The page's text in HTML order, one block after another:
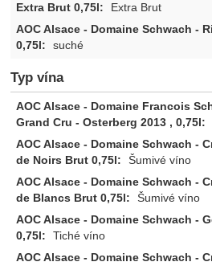
Extra Brut
suché
Typ vína
Šumivé víno
Šumivé víno
Tiché víno